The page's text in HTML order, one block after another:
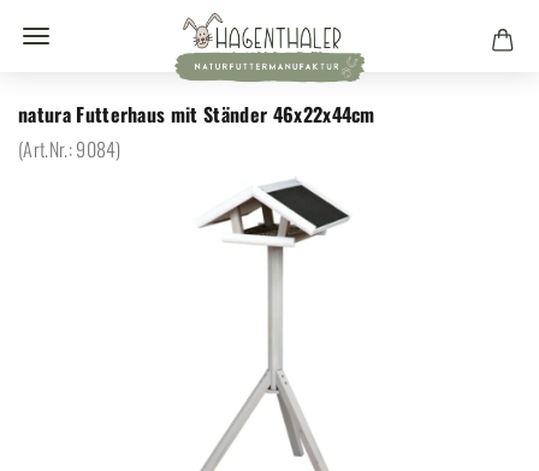
natura Futterhaus mit Ständer 46x22x44cm
(Art.Nr.:9084)